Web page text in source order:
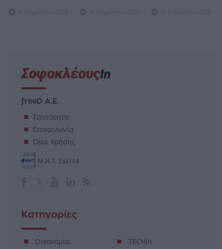
06 Αυγούστου 2026 06 Αυγούστου 2026 05 Αυγούστου 2026